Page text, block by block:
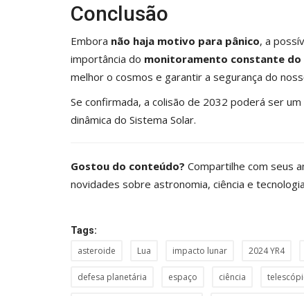
Conclusão
Embora não haja motivo para pânico, a
importância do monitoramento constante do
melhor o cosmos e garantir a segurança do
Se confirmada, a colisão de 2032 poderá ser
dinâmica do Sistema Solar.
Gostou do conteúdo? Compartilhe com seus
novidades sobre astronomia, ciência e
Tags:
asteroide Lua impacto lunar 2024 YR4
defesa planetária espaço ciência